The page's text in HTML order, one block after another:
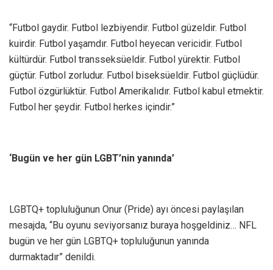
“Futbol gaydir. Futbol lezbiyendir. Futbol güzeldir. Futbol
kuirdir. Futbol yaşamdır. Futbol heyecan vericidir. Futbol
kültürdür. Futbol transseksüeldir. Futbol yürektir. Futbol
güçtür. Futbol zorludur. Futbol biseksüeldir. Futbol güçlüdür.
Futbol özgürlüktür. Futbol Amerikalıdır. Futbol kabul etmektir.
Futbol her şeydir. Futbol herkes içindir.”
‘Bugün ve her gün LGBT’nin yanında’
LGBTQ+ topluluğunun Onur (Pride) ayı öncesi paylaşılan
mesajda, “Bu oyunu seviyorsanız buraya hoşgeldiniz… NFL
bugün ve her gün LGBTQ+ topluluğunun yanında
durmaktadır” denildi.